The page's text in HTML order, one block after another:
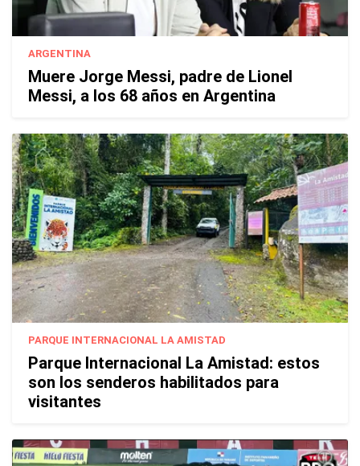
ARGENTINA
Muere Jorge Messi, padre de Lionel
Messi, a los 68 años en Argentina
PARQUE INTERNACIONAL LA AMISTAD
Parque Internacional La Amistad: estos
son los senderos habilitados para
visitantes